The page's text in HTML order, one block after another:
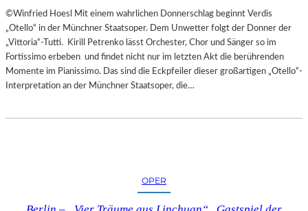
©Winfried Hoesl Mit einem wahrlichen Donnerschlag beginnt Verdis
„Otello“ in der Münchner Staatsoper. Dem Unwetter folgt der Donner der
„Vittoria“-Tutti. Kirill Petrenko lässt Orchester, Chor und Sänger so im
Fortissimo erbeben und findet nicht nur im letzten Akt die berührenden
Momente im Pianissimo. Das sind die Eckpfeiler dieser großartigen „Otello“-
Interpretation an der Münchner Staatsoper, die…
OPER